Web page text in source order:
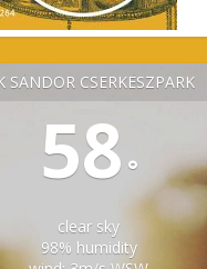
SÁNDOR CSERKÉSZPARK
58 °
clear sky
98% humidity